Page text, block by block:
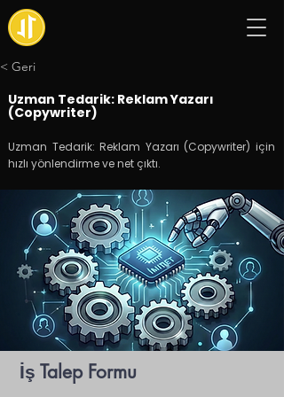
< Geri
Uzman Tedarik: Reklam Yazarı
(Copywriter)
Uzman Tedarik: Reklam Yazarı (Copywriter) için
hızlı yönlendirme ve net çıktı.
İş Talep Formu